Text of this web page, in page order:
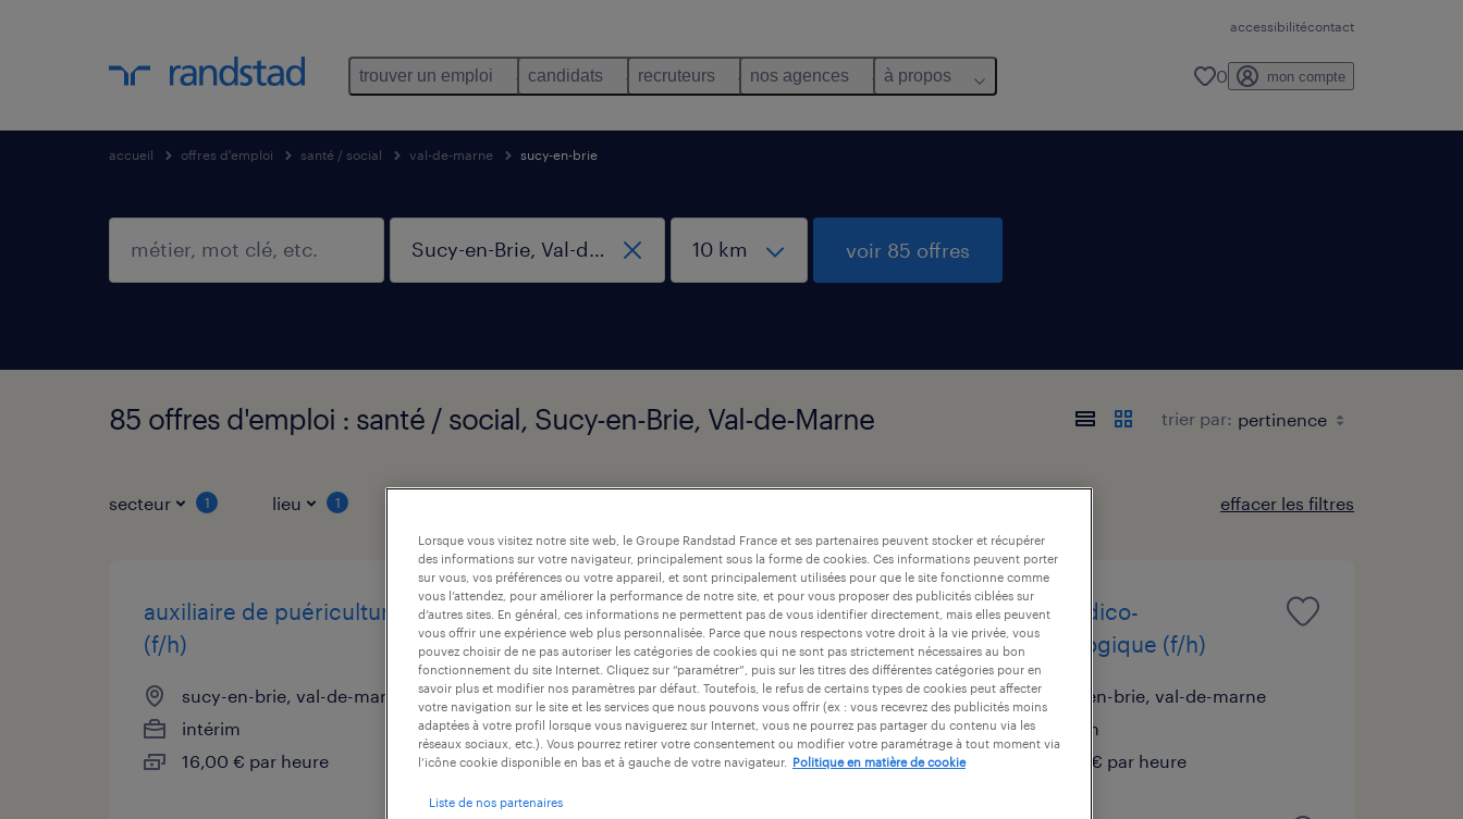
accessibilitécontact
trouver un emploi candidats recruteurs nos agences à propos 0 mon compte
accueil offres d'emploi santé / social val-de-marne sucy-en-brie
voir 85 offres
85 offres d'emploi : santé / social, Sucy-en-Brie, Val-de-Marne trier par:
secteur 1 lieu 1 effacer les filtres
auxiliaire de puériculture
(f/h)
sucy-en-brie, val-de-marne
intérim
16,00 € par heure
educateur spécialisé (f/h)
sucy-en-brie, val-de-marne
intérim
16,00 € par heure
aide médico-
psychologique (f/h)
sucy-en-brie, val-de-marne
intérim
15,00 € par heure
Lorsque vous visitez notre site web, le Groupe Randstad France et ses partenaires peuvent stocker et récupérer
des informations sur votre navigateur, principalement sous la forme de cookies. Ces informations peuvent porter
sur vous, vos préférences ou votre appareil, et sont principalement utilisées pour que le site fonctionne comme
vous l’attendez, pour améliorer la performance de notre site, et pour vous proposer des publicités ciblées sur
d’autres sites. En général, ces informations ne permettent pas de vous identifier directement, mais elles peuvent
vous offrir une expérience web plus personnalisée. Parce que nous respectons votre droit à la vie privée, vous
pouvez choisir de ne pas autoriser les catégories de cookies qui ne sont pas strictement nécessaires au bon
fonctionnement du site Internet. Cliquez sur “paramétrer”, puis sur les titres des différentes catégories pour en
savoir plus et modifier nos paramètres par défaut. Toutefois, le refus de certains types de cookies peut affecter
votre navigation sur le site et les services que nous pouvons vous offrir (ex : vous recevrez des publicités moins
adaptées à votre profil lorsque vous naviguerez sur Internet, vous ne pourrez pas partager du contenu via les
réseaux sociaux, etc.). Vous pourrez retirer votre consentement ou modifier votre paramétrage à tout moment via
l’icône cookie disponible en bas et à gauche de votre navigateur.
Politique en matière de cookie
Liste de nos partenaires